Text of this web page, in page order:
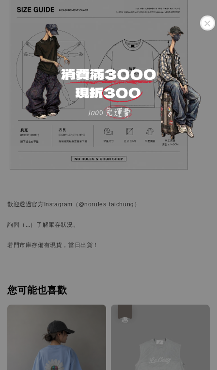
歡迎透過官方Instagram （@norules_taichung）
詢問 （…） 了解庫存狀況。
若門市庫存備有現貨，當日出貨！
您可能也喜歡